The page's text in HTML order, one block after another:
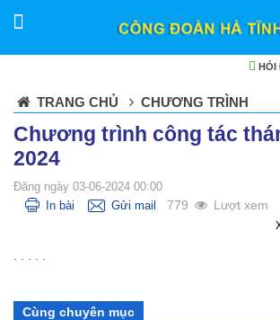
HỎI
TRANG CHỦ CHƯƠNG TRÌNH
Chương trình công tác
2024
Đăng ngày 03-06-2024 00:00
In bài
Gửi mail 779 Lượt xem
Cùng chuyên mục